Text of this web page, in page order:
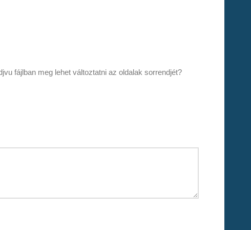
fájlban meg lehet változtatni az oldalak sorrendjét?